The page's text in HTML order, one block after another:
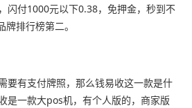
闪付1000元以下0.38，免押金，秒到不
排行榜第二。
要有支付牌照，那么钱易收这一款是什
是一款大pos机，有个人版的，商家版